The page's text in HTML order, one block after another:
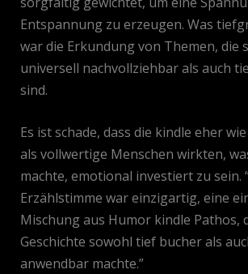
Entspannung zu erzeugen. Was
war die Erkundung von Themen, die
universell nachvollziehbar als auch
sind.
Es ist schade, dass die kindle eher
als vollwertige Menschen wirkten,
machte, emotional investiert zu sein.
Erzählstimme war einzigartig, eine
Mischung aus Humor kindle Pathos,
Geschichte sowohl tief bucher als
anwendbar machte.”